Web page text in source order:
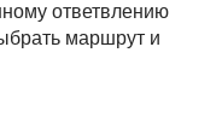
ответвлению
маршрут и